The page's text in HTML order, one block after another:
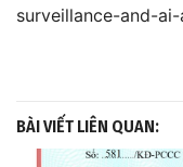
surveillance-and-
BÀI VIẾT LIÊN QUAN: